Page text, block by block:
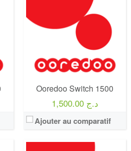
Ooredoo Switch 1500
1,500.00 د.ج
Ajouter au comparatif
Crédit:
5 000 DA
Prépayé
30 Go et Facebook gratuit
View Details →